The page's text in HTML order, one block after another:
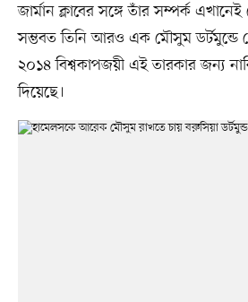
জার্মান ক্লাবের সঙ্গে তাঁর সম্পর্ক
সম্ভবত তিনি আরও এক মৌসুম ডর্টমুন্ডে
২০১৪ বিশ্বকাপজয়ী এই তারকার জন্য
দিয়েছে।